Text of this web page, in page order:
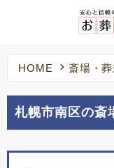
HOME 斎場・
札幌市南区の斎